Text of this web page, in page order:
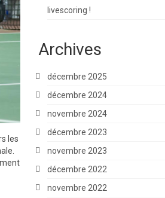
les
livescoring !
Archives
décembre 2025
décembre 2024
novembre 2024
décembre 2023
novembre 2023
décembre 2022
novembre 2022